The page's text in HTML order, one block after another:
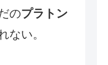
のプラトン
ない。